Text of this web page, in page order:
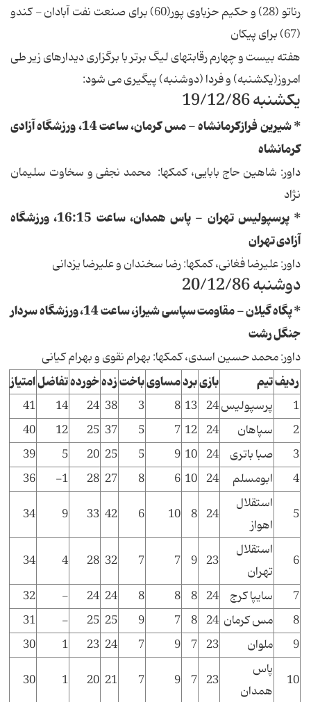
رناتو (28) و حکیم حزباوی پور(60) برای صنعت نفت آبادان - کندو
(67) برای پیکان
هفته بیست و چهارم رقابتهای لیگ برتر با برگزاری دیدارهای زیر طی
امروز(یکشنبه) و فردا (دوشنبه) پیگیری می شود:
یکشنبه 19/12/86
* شیرین فرازکرمانشاه - مس کرمان، ساعت 14، ورزشگاه آزادی
کرمانشاه
داور: شاهین حاج بابایی، کمکها: محمد نجفی و سخاوت سلیمان
نژاد
* پرسپولیس تهران - پاس همدان، ساعت 16:15، ورزشگاه
آزادی تهران
داور: علیرضا فغانی، کمکها: رضا سخندان و علیرضا یزدانی
دوشنبه 20/12/86
* پگاه گیلان - مقاومت سپاسی شیراز، ساعت 14، ورزشگاه سردار
جنگل رشت
داور: محمد حسین اسدی، کمکها: بهرام نقوی و بهرام کیانی
ردیفتیم بازیبردمساویباختزدهخوردهتفاضلامتیاز
1 پرسپولیس24
13
8
3
38
24
14
41
2
سپاهان 24
12
7
5
37
25
12
40
3
صبا باتری 24
10
9
5
25
20
5
39
4
ابومسلم 24
10
6
8
27
28
1-
36
5
استقلال
اهواز
24
8
10
6
42
33
9
34
6
استقلال
تهران
23
9
7
7
32
28
4
34
7
سایپا کرج 24
8
8
8
24
24
-
32
8
مس کرمان 24
8
7
9
25
25
-
31
9
ملوان 23
7
9
7
24
23
1
30
10
پاس
همدان
23
7
9
7
21
20
1
30